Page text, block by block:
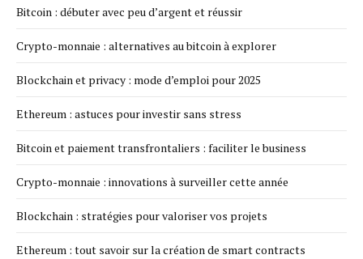
Bitcoin : débuter avec peu d’argent et réussir
Crypto-monnaie : alternatives au bitcoin à explorer
Blockchain et privacy : mode d’emploi pour 2025
Ethereum : astuces pour investir sans stress
Bitcoin et paiement transfrontaliers : faciliter le business
Crypto-monnaie : innovations à surveiller cette année
Blockchain : stratégies pour valoriser vos projets
Ethereum : tout savoir sur la création de smart contracts